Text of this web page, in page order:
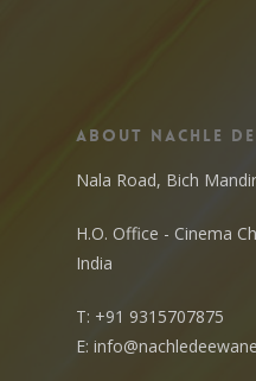
About Nachle
Nala Road, Bich
H.O. Office - Cinema
India
T: +91 9315707875
E: